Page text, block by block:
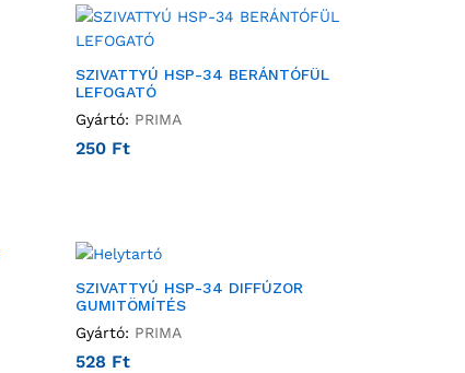
SZIVATTYÚ HSP-34 BERÁNTÓFÜL
LEFOGATÓ
Gyártó: PRIMA
250 Ft
SZIVATTYÚ HSP-34 DIFFÚZOR
GUMITÖMÍTÉS
Gyártó: PRIMA
528 Ft